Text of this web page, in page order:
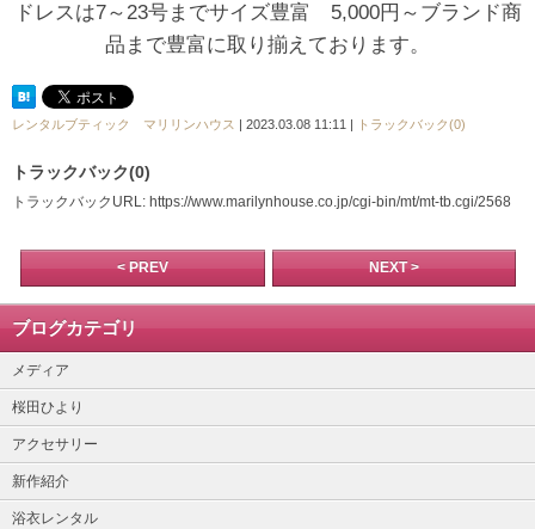
ドレスは7～23号までサイズ豊富 5,000円～ブランド商
品まで豊富に取り揃えております。
レンタルブティック マリリンハウス | 2023.03.08 11:11 | トラックバック(0)
トラックバック(0)
トラックバックURL: https://www.marilynhouse.co.jp/cgi-bin/mt/mt-tb.cgi/2568
< PREV NEXT >
ブログカテゴリ
メディア
桜田ひより
アクセサリー
新作紹介
浴衣レンタル